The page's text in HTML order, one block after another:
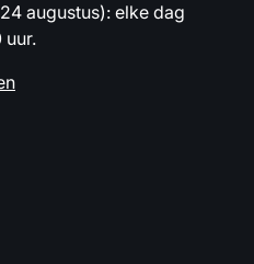
augustus): elke dag
uur.